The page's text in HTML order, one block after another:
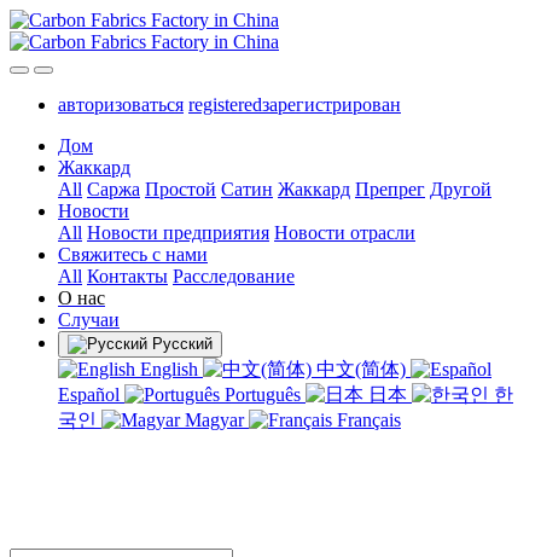
авторизоваться registeredзарегистрирован
Дом
Жаккард
All Саржа Простой Сатин Жаккард Препрег Другой
Новости
All Новости предприятия Новости отрасли
Свяжитесь с нами
All Контакты Расследование
О нас
Случаи
Русский
English
中文(简体)
Español
Português 日本
한
국인
Magyar Français